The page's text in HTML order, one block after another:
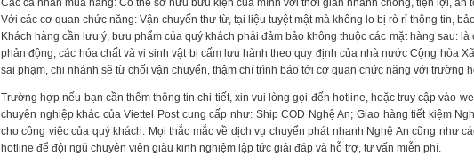
Các cá nhân mua hàng: Có thể sở hữu bưu kiện của mình với thời gian nhanh chóng, tiện lợi, an
Với các cơ quan chức năng: Vận chuyển thư từ, tại liệu tuyệt mật mà không lo bị rò rỉ thông tin,
Khách hàng cần lưu ý, bưu phẩm của quý khách phải đảm bảo không thuộc các mặt hàng sau:
phản động, các hóa chất và vi sinh vật bị cấm lưu hành theo quy định của nhà nước Cộng hòa
sai phạm, chi nhánh sẽ từ chối vận chuyển, thậm chí trình báo tới cơ quan chức năng với trường
Trường hợp nếu bạn cần thêm thông tin chi tiết, xin vui lòng gọi đến hotline, hoặc truy cập vào
chuyên nghiệp khác của Viettel Post cung cấp như: Ship COD Nghệ An; Giao hàng tiết kiệm
cho công việc của quý khách. Mọi thắc mắc về dịch vụ chuyển phát nhanh Nghệ An cũng như
hotline để đội ngũ chuyên viên giàu kinh nghiệm lập tức giải đáp và hỗ trợ, tư vấn miễn phí.